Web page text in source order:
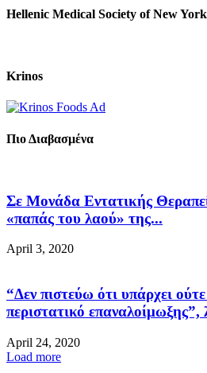
Hellenic Medical Society of New York
Krinos
Πιο Διαβασμένα
Σε Μονάδα Εντατικής
«παπάς του λαού» της...
April 3, 2020
“Δεν πιστεύω ότι υπάρχει
περιστατικό επαναλοίμωξης”,
April 24, 2020
Load more